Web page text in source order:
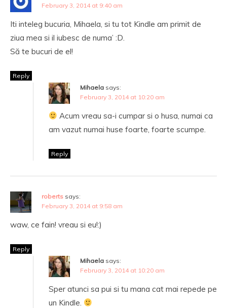
February 3, 2014 at 9:40 am
Iti inteleg bucuria, Mihaela, si tu tot Kindle am primit de
ziua mea si il iubesc de numa’ :D.
Să te bucuri de el!
Reply
Mihaela says:
February 3, 2014 at 10:20 am
Acum vreau sa-i cumpar si o husa, numai ca
am vazut numai huse foarte, foarte scumpe.
Reply
roberts says:
February 3, 2014 at 9:58 am
waw, ce fain! vreau si eu!:)
Reply
Mihaela says:
February 3, 2014 at 10:20 am
Sper atunci sa pui si tu mana cat mai repede pe
un Kindle.